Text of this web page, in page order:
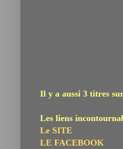
Il y a aussi 3 titres
Les liens
Le SITE
LE FACEBOOK